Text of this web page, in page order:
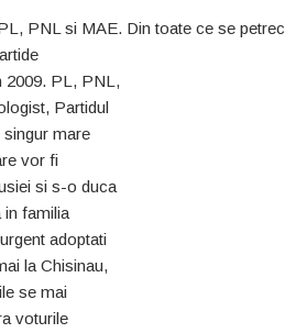
PNL si MAE. Din toate ce se petrec
2009. PL, PNL,
Partidul
singur mare
vor fi
si s-o duca
in familia
adoptati
la Chisinau,
se mai
voturile